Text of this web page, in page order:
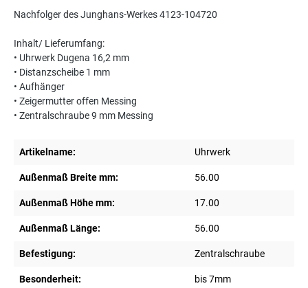
Nachfolger des Junghans-Werkes 4123-104720
Inhalt/ Lieferumfang:
• Uhrwerk Dugena 16,2 mm
• Distanzscheibe 1 mm
• Aufhänger
• Zeigermutter offen Messing
• Zentralschraube 9 mm Messing
Artikelname: Uhrwerk
Außenmaß Breite mm: 56.00
Außenmaß Höhe mm: 17.00
Außenmaß Länge: 56.00
Befestigung: Zentralschraube
Besonderheit: bis 7mm